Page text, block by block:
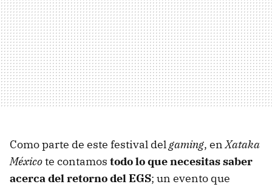
Como parte de este festival delgaming, enXataka
Méxicote contamos todo lo que necesitas saber
acerca del retorno del EGS; un evento que